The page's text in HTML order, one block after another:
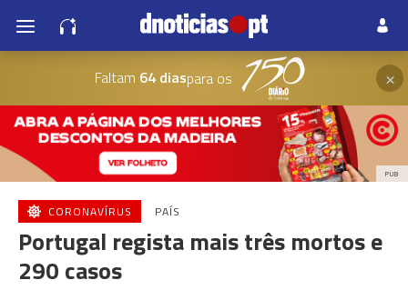
Faltam 64 diaspara os ×
PUB
CORONAVÍRUS PAÍS
Portugal regista mais três mortos e
290 casos